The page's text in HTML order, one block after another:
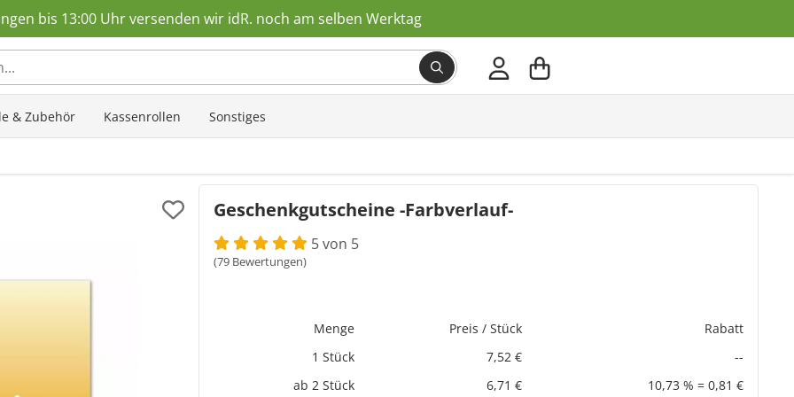
bis 13:00 Uhr versenden wir idR. noch am selben Werktag
& Zubehör Kassenrollen Sonstiges
Geschenkgutscheine -Farbverlauf-
5 von 5
(79 Bewertungen)
Menge Preis / Stück
Rabatt
1 Stück
7,52 €
--
ab 2 Stück
6,71 €
10,73 % = 0,81 €